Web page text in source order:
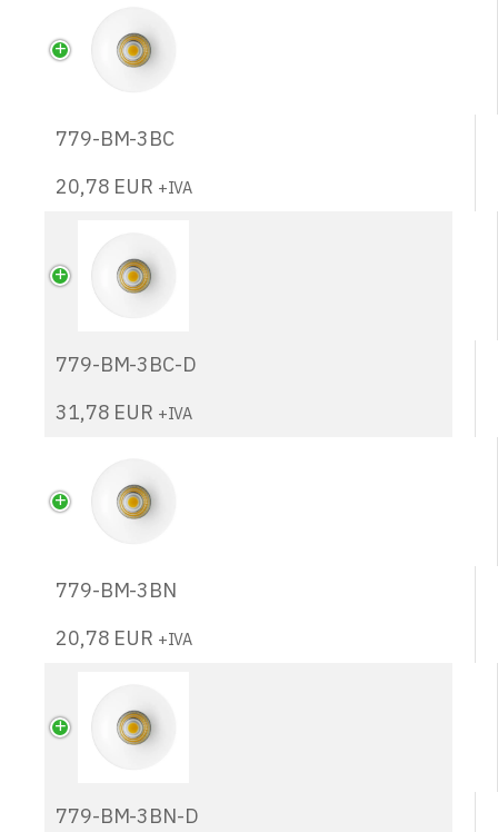
779-BM-3BC
20,78 EUR +IVA
779-BM-3BC-D
31,78 EUR +IVA
779-BM-3BN
20,78 EUR +IVA
779-BM-3BN-D